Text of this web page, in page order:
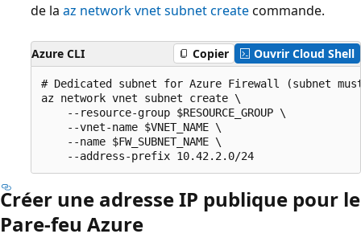
de la az network vnet subnet createcommande.
Azure CLI Copier Ouvrir Cloud Shell
# Dedicated subnet for Azure Firewall (subnet
az network vnet subnet create \
    --resource-group $RESOURCE_GROUP \
    --vnet-name $VNET_NAME \
    --name $FW_SUBNET_NAME \
Créer une adresse IP publique pour le
Pare-feu Azure